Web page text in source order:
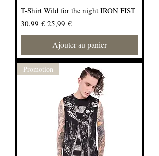
T-Shirt Wild for the night IRON FIST
Prix original
30,99 € Prix promotionnel
25,99 €
Ajouter au panier
Promotion